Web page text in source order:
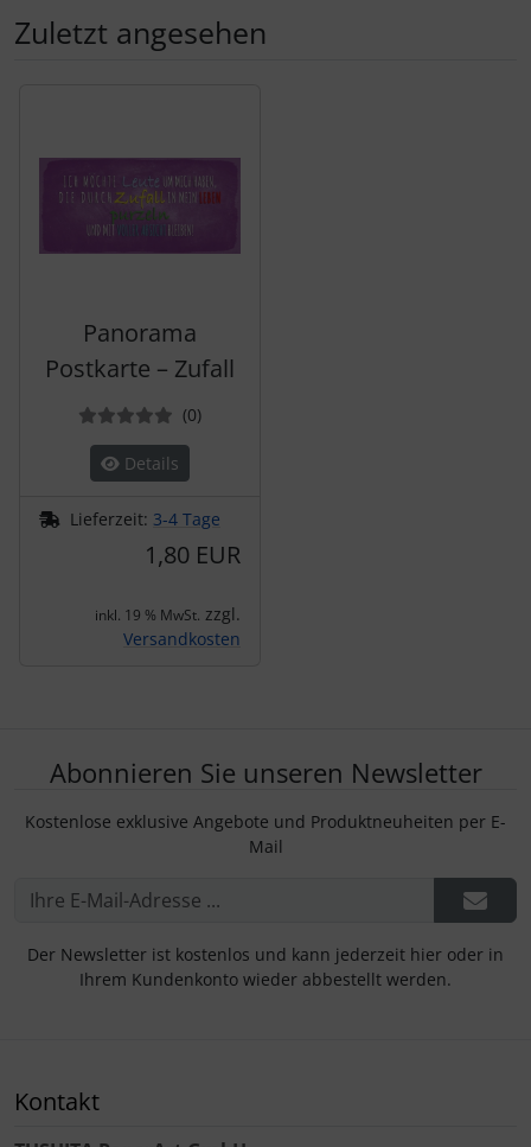
Zuletzt angesehen
Panorama
Postkarte – Zufall
(0Bewertungen
)
Details
Lieferzeit: 3-4 Tage
1,80 EUR
inkl. 19 % MwSt. zzgl.
Versandkosten
Abonnieren Sie unseren Newsletter
Kostenlose exklusive Angebote und Produktneuheiten per E-
Mail
Der Newsletter ist kostenlos und kann jederzeit hier oder in
Ihrem Kundenkonto wieder abbestellt werden.
Kontakt